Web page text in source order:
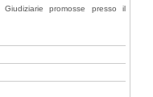
promosse presso il